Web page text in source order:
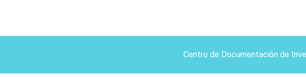
Centro de Documentación de